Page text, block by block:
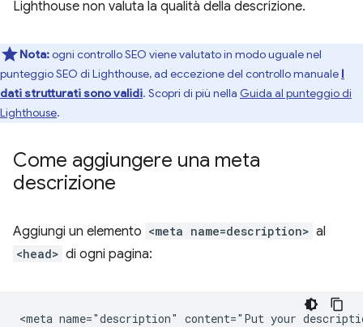
Lighthouse non valuta la qualità della descrizione.
Nota:ogni controllo SEO viene valutato in modo uguale nel
punteggio SEO di Lighthouse, ad eccezione del controllo manuale I
dati strutturati sono validi. Scopri di più nella Guida al punteggio di
Lighthouse.
Come aggiungere una meta
descrizione
Aggiungi un elemento <meta name=description> al
<head> di ogni pagina: